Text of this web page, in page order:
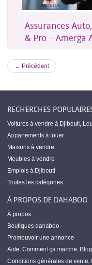
Confort et
pour toute la
← Précédent
RECHERCHES
Voitures à vendre à Djibouti,
Appartements à louer
Maisons à vendre
Meubles à vendre
Emplois à Djibouti
Toutes les catégories
À PROPOS DE DAHABOO
À propos
Boutiques dahaboo
Promouvoir une annonce
Aide, Comment ça marche, Blog
Conditions générales de vente,